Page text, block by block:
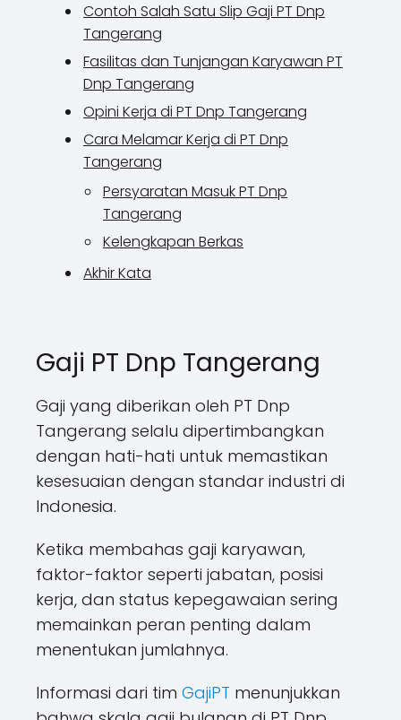
Contoh Salah Satu Slip Gaji PT Dnp
Tangerang
Fasilitas dan Tunjangan Karyawan PT
Dnp Tangerang
Opini Kerja di PT Dnp Tangerang
Cara Melamar Kerja di PT Dnp
Tangerang
Persyaratan Masuk PT Dnp
Tangerang
Kelengkapan Berkas
Akhir Kata
Gaji PT Dnp Tangerang
Gaji yang diberikan oleh PT Dnp
Tangerang selalu dipertimbangkan
dengan hati-hati untuk memastikan
kesesuaian dengan standar industri di
Indonesia.
Ketika membahas gaji karyawan,
faktor-faktor seperti jabatan, posisi
kerja, dan status kepegawaian sering
memainkan peran penting dalam
menentukan jumlahnya.
Informasi dari tim GajiPT menunjukkan